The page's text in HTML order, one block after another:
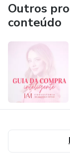
Outros
conteúdo